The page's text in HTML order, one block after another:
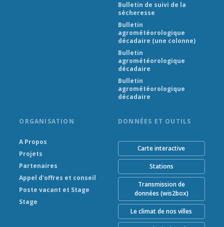
Bulletin de suivi de la
sécheresse
Bulletin
agrométéorologique
décadaire (une colonne)
Bulletin
agrométéorologique
décadaire
Bulletin
agrométéorologique
décadaire
ORGANISATION
A Propos
Projets
Partenaires
Appel d'offres et conseil
Poste vacant et Stage
Stage
DONNÉES ET OUTILS
Carte interactive
Stations
Transmission de
données (wis2box)
Le climat de nos villes